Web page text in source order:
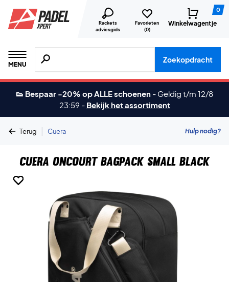
Rackets
adviesgids
Favorieten
(0)
0
Winkelwagentje
MENU
Zoeken naar producten, merken etc.
Zoekopdracht
👟 Bespaar -20% op ALLE schoenen - Geldig t/m 12/8
23:59 - Bekijk het assortiment
Terug | Cuera Hulp nodig?
Cuera Oncourt Bagpack Small Black